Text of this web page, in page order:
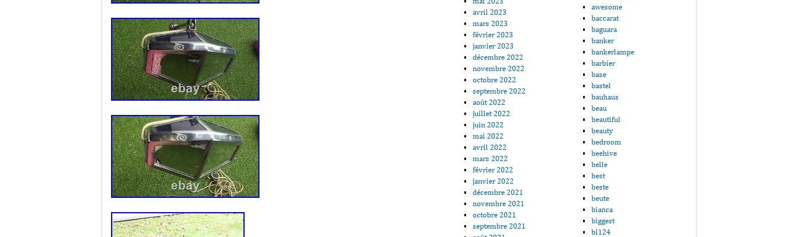
avril 2023
mars 2023
février 2023
janvier 2023
décembre 2022
novembre 2022
octobre 2022
septembre 2022
août 2022
juillet 2022
juin 2022
mai 2022
avril 2022
mars 2022
février 2022
janvier 2022
décembre 2021
novembre 2021
octobre 2021
septembre 2021
awesome
baccarat
baguara
banker
bankerlampe
barbier
base
bastel
bauhaus
beau
beautiful
beauty
bedroom
beehive
belle
best
beste
beute
bianca
biggest
bl124